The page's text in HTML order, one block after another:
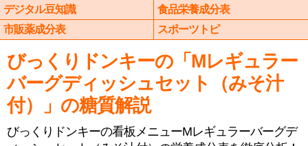
デジタル豆知識
食品栄養成分表
市販薬成分表
スポーツトピ
びっくりドンキーの「Mレギュラー
バーグディッシュセット（みそ汁
付）」の糖質解説
びっくりドンキーの看板メニューMレギュラーバーグデ